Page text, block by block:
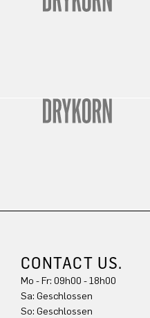
CONTACT US.
Mo - Fr: 09h00 - 18h00
Sa: Geschlossen
So: Geschlossen